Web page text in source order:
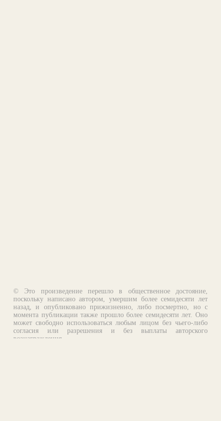
© Это произведение перешло в общественное достояние,
поскольку написано автором, умершим более семидесяти лет
назад, и опубликовано прижизненно, либо посмертно, но с
момента публикации также прошло более семидесяти лет. Оно
может свободно использоваться любым лицом без чьего-либо
согласия или разрешения и без выплаты авторского
вознаграждения.